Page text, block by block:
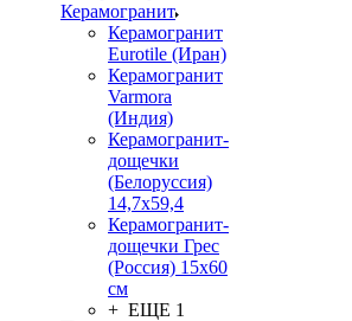
Керамогранит
Керамогранит
Eurotile (Иран)
Керамогранит
Varmora
(Индия)
Керамогранит-
дощечки
(Белоруссия)
14,7x59,4
Керамогранит-
дощечки Грес
(Россия) 15х60
см
+ ЕЩЕ 1